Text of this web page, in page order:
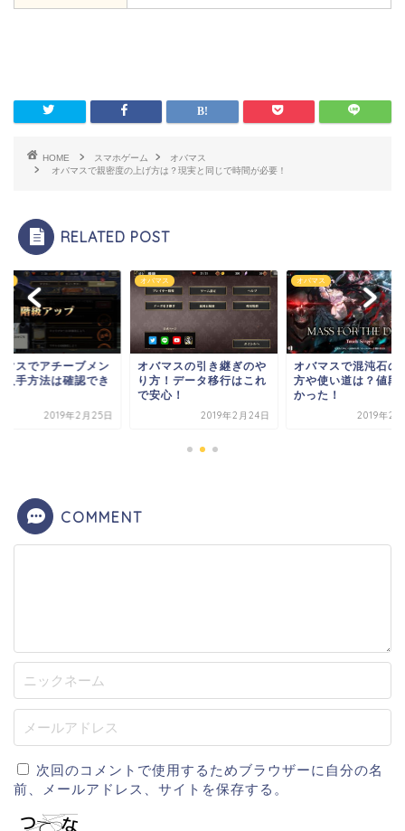
HOME スマホゲーム
オバマス
オバマスで親密度の上げ方は？現実と同じで時間が必要！
RELATED POST
マスでアチーブメン
入手方法は確認でき
2019年2月25日
オバマス
オバマスの引き継ぎのや
り方！データ移行はこれ
で安心！
2019年2月24日
オバマス
オバマスで混沌石の
方や使い道は？値段
かった！
2019年2
COMMENT
次回のコメントで使用するためブラウザーに自分の名
前、メールアドレス、サイトを保存する。